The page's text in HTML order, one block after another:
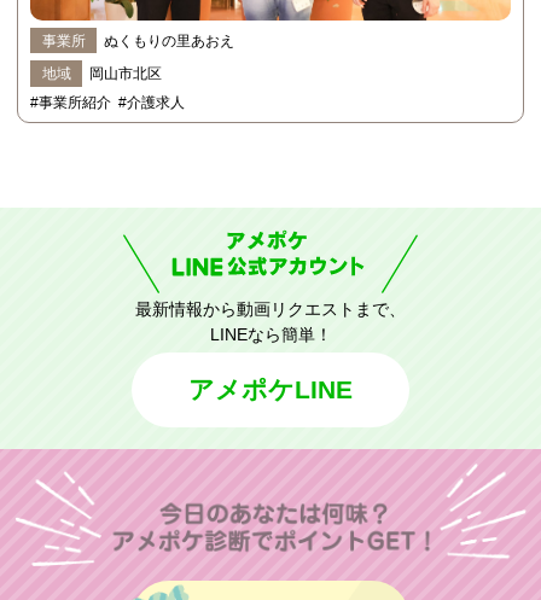
事業所
ぬくもりの里あおえ
地域
岡山市北区
#事業所紹介 #介護求人
最新情報から動画リクエストまで、
LINEなら簡単！
アメポケLINE